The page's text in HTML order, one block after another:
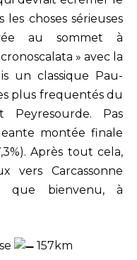
choses sérieuses
au sommet à
» avec la
un classique Pau-
plus frequentés du
Peyresourde. Pas
montée finale
Après tout cela,
vers Carcassonne
que bienvenu, à
157km